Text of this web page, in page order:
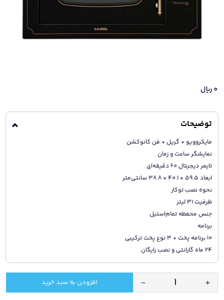
0ریال
توضیحات
مایکروویو + گریل + فن کانوکشن
نمایشگر ساعت و زمان
تایمر دیجیتال 60 دقیقه‌ای
ابعاد 59.5 × 40.1 × 38.8 سانتی‌متر
نحوه نصب توکار
ظرفیت 31 لیتر
جنس محفظه تمام‌استیل
برنامه
10 برنامه پخت + 3 نوع پخت ترکیبی
24 ماه گارانتی و نصب رایگان
مایکروویو
+
- افزودن به سبد خرید